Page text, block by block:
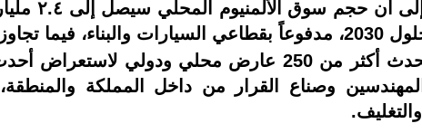
وصناع القرار من داخل المملكة